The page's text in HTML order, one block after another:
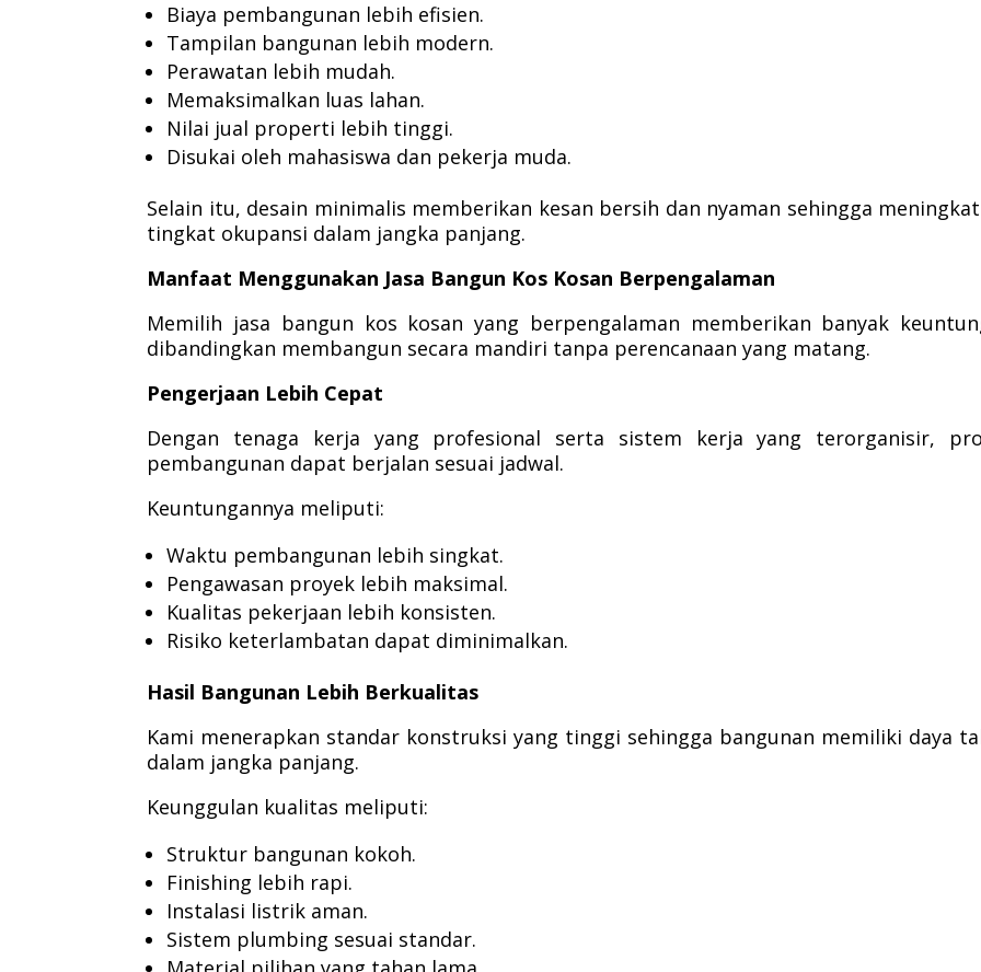
Biaya pembangunan lebih efisien.
Tampilan bangunan lebih modern.
Perawatan lebih mudah.
Memaksimalkan luas lahan.
Nilai jual properti lebih tinggi.
Disukai oleh mahasiswa dan pekerja muda.
Selain itu, desain minimalis memberikan kesan bersih dan nyaman sehingga
tingkat okupansi dalam jangka panjang.
Manfaat Menggunakan Jasa Bangun Kos Kosan Berpengalaman
Memilih jasa bangun kos kosan yang berpengalaman memberikan banyak
dibandingkan membangun secara mandiri tanpa perencanaan yang matang.
Pengerjaan Lebih Cepat
Dengan tenaga kerja yang profesional serta sistem kerja yang terorganisir,
pembangunan dapat berjalan sesuai jadwal.
Keuntungannya meliputi:
Waktu pembangunan lebih singkat.
Pengawasan proyek lebih maksimal.
Kualitas pekerjaan lebih konsisten.
Risiko keterlambatan dapat diminimalkan.
Hasil Bangunan Lebih Berkualitas
Kami menerapkan standar konstruksi yang tinggi sehingga bangunan memiliki daya
dalam jangka panjang.
Keunggulan kualitas meliputi:
Struktur bangunan kokoh.
Finishing lebih rapi.
Instalasi listrik aman.
Sistem plumbing sesuai standar.